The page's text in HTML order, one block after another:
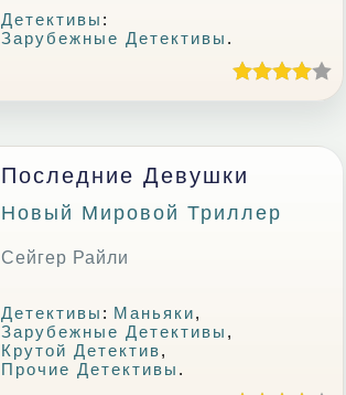
Детективы :
Зарубежные Детективы .
Последние Девушки
Новый Мировой Триллер
Сейгер Райли
Детективы : Маньяки,
Зарубежные Детективы ,
Крутой Детектив,
Прочие Детективы .